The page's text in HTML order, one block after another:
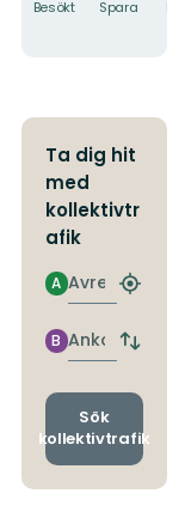
Besökt Spara
Ta dig hit
med
kollektivtr
afik
Avresa
A
Hitta
Ankomst
B
Byt
och
Sök
kollektivtrafik